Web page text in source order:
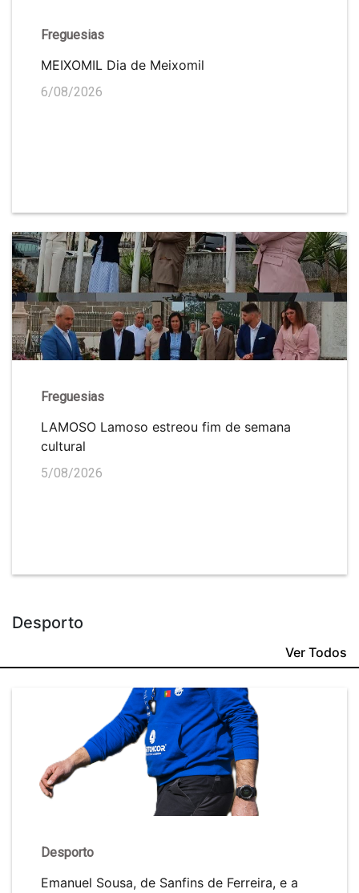
Freguesias
MEIXOMIL Dia de Meixomil
6/08/2026
Freguesias
LAMOSO Lamoso estreou fim de semana
cultural
5/08/2026
Desporto
Ver Todos
Desporto
Emanuel Sousa, de Sanfins de Ferreira, e a